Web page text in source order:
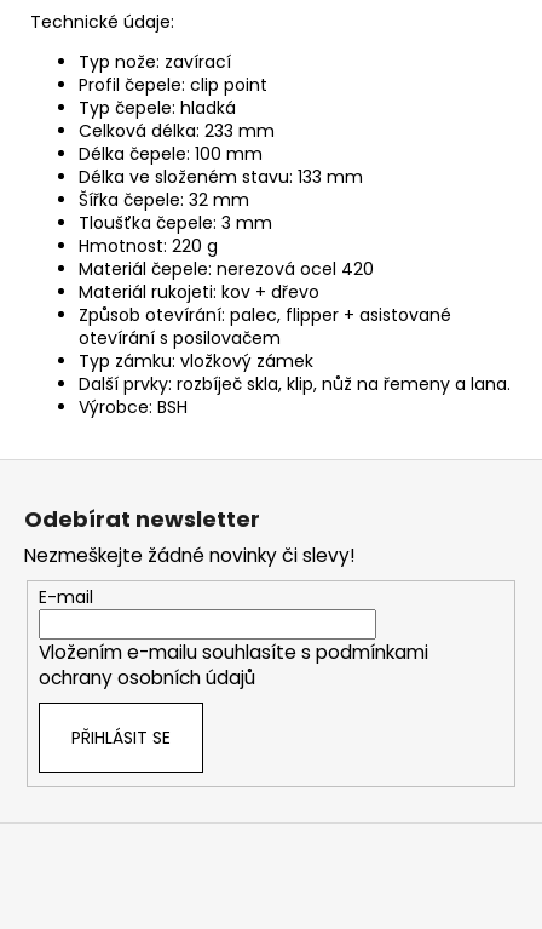
Technické údaje:
Typ nože: zavírací
Profil čepele: clip point
Typ čepele: hladká
Celková délka: 233 mm
Délka čepele: 100 mm
Délka ve složeném stavu: 133 mm
Šířka čepele: 32 mm
Tloušťka čepele: 3 mm
Hmotnost: 220 g
Materiál čepele: nerezová ocel 420
Materiál rukojeti: kov + dřevo
Způsob otevírání: palec, flipper + asistované
otevírání s posilovačem
Typ zámku: vložkový zámek
Další prvky: rozbíječ skla, klip, nůž na řemeny a lana.
Výrobce: BSH
Z
Odebírat newsletter
Nezmeškejte žádné novinky či slevy!
E-mail
Vložením e-mailu souhlasíte s podmínkami
ochrany osobních údajů
PŘIHLÁSIT SE